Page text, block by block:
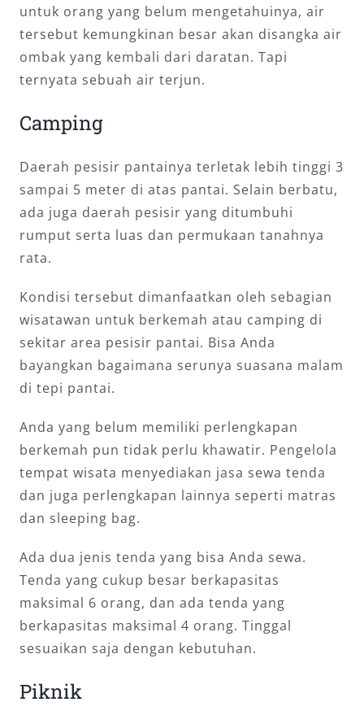
untuk orang yang belum mengetahuinya, air
tersebut kemungkinan besar akan disangka air
ombak yang kembali dari daratan. Tapi
ternyata sebuah air terjun.
Camping
Daerah pesisir pantainya terletak lebih tinggi 3
sampai 5 meter di atas pantai. Selain berbatu,
ada juga daerah pesisir yang ditumbuhi
rumput serta luas dan permukaan tanahnya
rata.
Kondisi tersebut dimanfaatkan oleh sebagian
wisatawan untuk berkemah atau camping di
sekitar area pesisir pantai. Bisa Anda
bayangkan bagaimana serunya suasana malam
di tepi pantai.
Anda yang belum memiliki perlengkapan
berkemah pun tidak perlu khawatir. Pengelola
tempat wisata menyediakan jasa sewa tenda
dan juga perlengkapan lainnya seperti matras
dan sleeping bag.
Ada dua jenis tenda yang bisa Anda sewa.
Tenda yang cukup besar berkapasitas
maksimal 6 orang, dan ada tenda yang
berkapasitas maksimal 4 orang. Tinggal
sesuaikan saja dengan kebutuhan.
Piknik